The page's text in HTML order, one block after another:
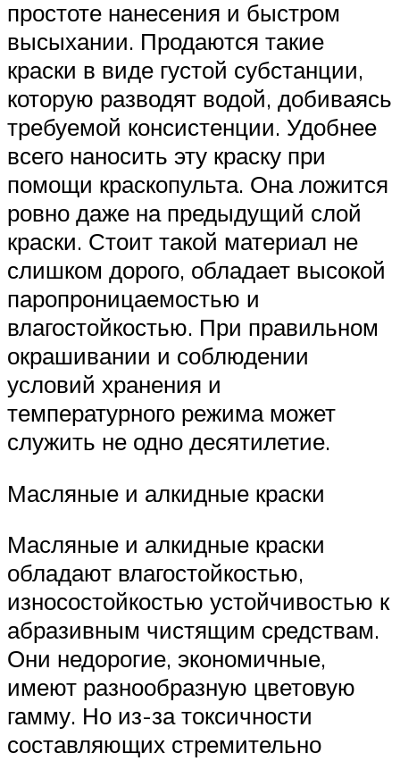
простоте нанесения и быстром
высыхании. Продаются такие
краски в виде густой субстанции,
которую разводят водой, добиваясь
требуемой консистенции. Удобнее
всего наносить эту краску при
помощи краскопульта. Она ложится
ровно даже на предыдущий слой
краски. Стоит такой материал не
слишком дорого, обладает высокой
паропроницаемостью и
влагостойкостью. При правильном
окрашивании и соблюдении
условий хранения и
температурного режима может
служить не одно десятилетие.
Масляные и алкидные краски
Масляные и алкидные краски
обладают влагостойкостью,
износостойкостью устойчивостью к
абразивным чистящим средствам.
Они недорогие, экономичные,
имеют разнообразную цветовую
гамму. Но из-за токсичности
составляющих стремительно